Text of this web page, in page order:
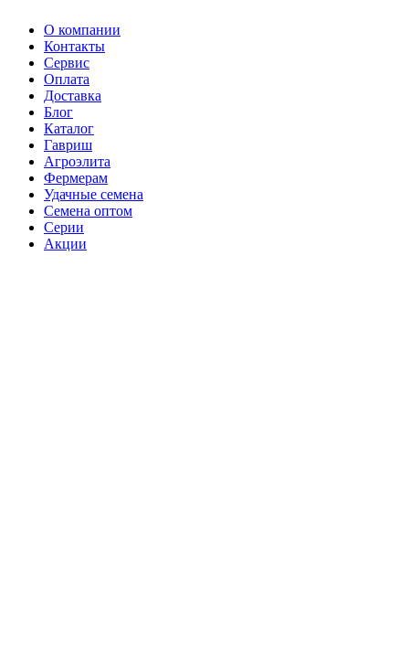
О компании
Контакты
Сервис
Оплата
Доставка
Блог
Каталог
Гавриш
Агроэлита
Фермерам
Удачные семена
Семена оптом
Серии
Акции